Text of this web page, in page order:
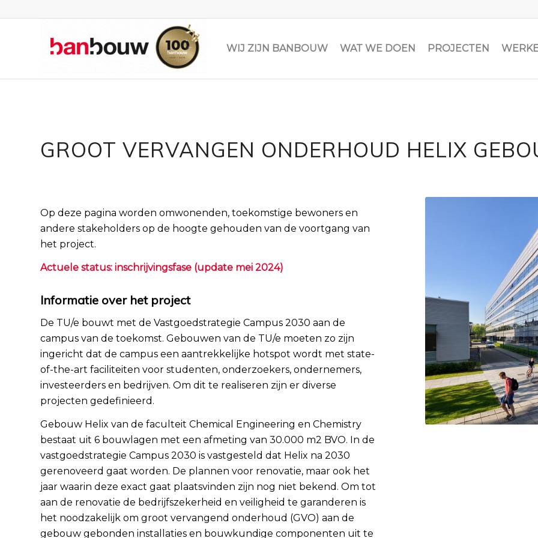
WIJ ZIJN BANBOUW WAT WE DOEN PROJECTEN
GROOT VERVANGEN ONDERHOUD HELIX
Op deze pagina worden omwonenden, toekomstige bewoners en
andere stakeholders op de hoogte gehouden van de voortgang van
het project.
Actuele status: inschrijvingsfase (update mei 2024)
Informatie over het project
De TU/e bouwt met de Vastgoedstrategie Campus 2030 aan de
campus van de toekomst. Gebouwen van de TU/e moeten zo zijn
ingericht dat de campus een aantrekkelijke hotspot wordt met state-
of-the-art faciliteiten voor studenten, onderzoekers, ondernemers,
investeerders en bedrijven. Om dit te realiseren zijn er diverse
projecten gedefinieerd.
Gebouw Helix van de faculteit Chemical Engineering en Chemistry
bestaat uit 6 bouwlagen met een afmeting van 30.000 m2 BVO. In de
vastgoedstrategie Campus 2030 is vastgesteld dat Helix na 2030
gerenoveerd gaat worden. De plannen voor renovatie, maar ook het
jaar waarin deze exact gaat plaatsvinden zijn nog niet bekend. Om tot
aan de renovatie de bedrijfszekerheid en veiligheid te garanderen is
het noodzakelijk om groot vervangend onderhoud (GVO) aan de
gebouw gebonden installaties en bouwkundige componenten uit te